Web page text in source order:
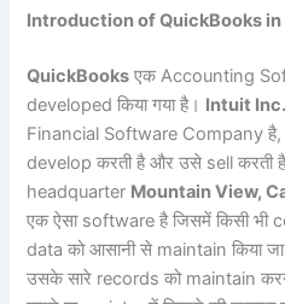
Introduction of QuickBooks in
QuickBooks एक Accounting
developed किया गया है। Intuit
Financial Software Company
develop करती है और उसे sell करती
headquarter Mountain View,
एक ऐसा software है जिसमें किसी भी
data को आसानी से maintain किया
उसके सारे records को maintain